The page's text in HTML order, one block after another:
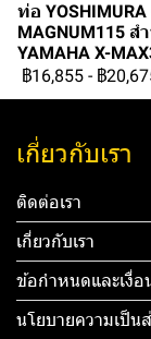
ท่อ YOSHIMURA
MAGNUM115 ส
YAMAHA X-
฿16,855 - ฿
เกี่ยวกับเรา
ติดต่อเรา
เกี่ยวกับเรา
ข้อกำหนดและเงื่อ
นโยบายความเป็น